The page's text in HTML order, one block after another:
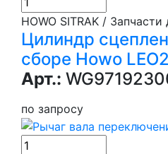
HOWO SITRAK /
Цилиндр
сборе Howo
Арт.:
по запросу